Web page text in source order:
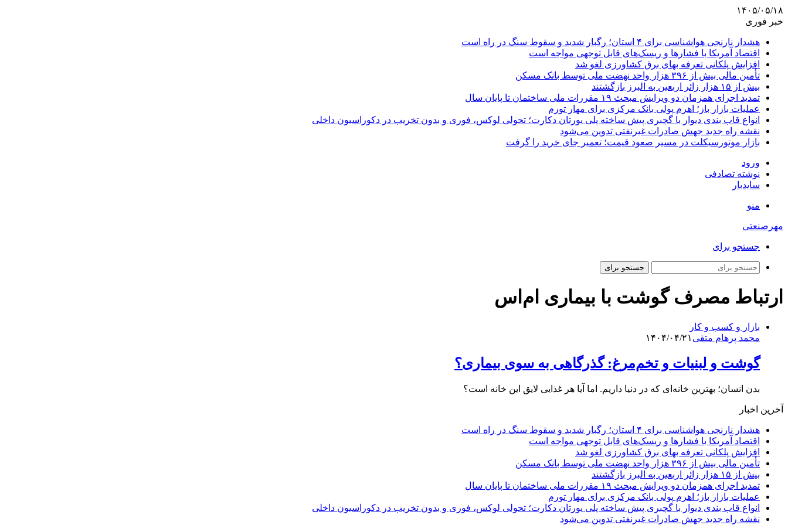
۱۴۰۵/۰۵/۱۸
خبر فوری
هشدار نارنجی هواشناسی برای ۴ استان؛ رگبار شدید و سقوط سنگ در راه است
اقتصاد آمریکا با فشارها و ریسک‌های قابل توجهی مواجه است
افزایش پلکانی تعرفه بهای برق کشاورزی لغو شد
تأمین مالی بیش از ۳۹۶ هزار واحد نهضت ملی توسط بانک مسکن
بیش از ۱۵ هزار زائر اربعین به البرز بازگشتند
تمدید اجرای همزمان دو ویرایش مبحث ۱۹ مقررات ملی ساختمان تا پایان سال
عملیات بازار باز؛ اهرم پولی بانک مرکزی برای مهار تورم
انواع قاب بندی دیوار با گچبری پیش ساخته پلی یورتان دکارت؛ تحولی لوکس، فوری و بدون تخریب در دکوراسیون داخلی
نقشه راه جدید جهش صادرات غیرنفتی تدوین می‌شود
بازار موتورسیکلت در مسیر صعود قیمت؛ تعمیر جای خرید را گرفت
ورود
نوشته تصادفی
سایدبار
منو
مهرصنعتی
جستجو برای
جستجو برای
ارتباط مصرف گوشت با بیماری ام‌اس
بازار و کسب و کار
محمد پرهام متقی ۱۴۰۴/۰۴/۲۱
گوشت و لبنیات و تخم‌مرغ: گذرگاهی به سوی بیماری؟
بدن انسان؛ بهترین خانه‌ای که در دنیا داریم. اما آیا هر غذایی لایق این خانه است؟
آخرین اخبار
هشدار نارنجی هواشناسی برای ۴ استان؛ رگبار شدید و سقوط سنگ در راه است
اقتصاد آمریکا با فشارها و ریسک‌های قابل توجهی مواجه است
افزایش پلکانی تعرفه بهای برق کشاورزی لغو شد
تأمین مالی بیش از ۳۹۶ هزار واحد نهضت ملی توسط بانک مسکن
بیش از ۱۵ هزار زائر اربعین به البرز بازگشتند
تمدید اجرای همزمان دو ویرایش مبحث ۱۹ مقررات ملی ساختمان تا پایان سال
عملیات بازار باز؛ اهرم پولی بانک مرکزی برای مهار تورم
انواع قاب بندی دیوار با گچبری پیش ساخته پلی یورتان دکارت؛ تحولی لوکس، فوری و بدون تخریب در دکوراسیون داخلی
نقشه راه جدید جهش صادرات غیرنفتی تدوین می‌شود